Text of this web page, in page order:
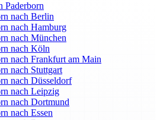
Paderborn
nach Berlin
nach Hamburg
nach München
nach Köln
nach Frankfurt am Main
nach Stuttgart
nach Düsseldorf
nach Leipzig
nach Dortmund
nach Essen